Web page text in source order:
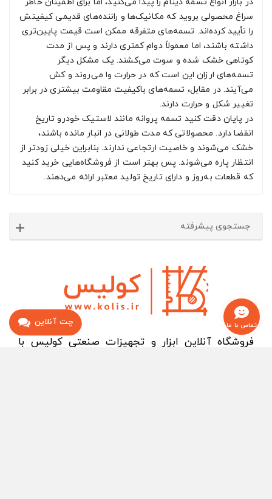
سراغ محصولی بروید که مکانیک‌ها و راننده‌های قدیمی کیفیتش
را تأیید کرده‌اند. تسمه‌های متفرقه ممکن است قیمت پایین‌تری
داشته باشند، اما معمولاً دوام کمتری دارند و پس از مدت
کوتاهی خشک شده و سوت می‌کشند. یک مشکل دیگر
تسمه‌های ارزان این است که در حرارت وا می‌روند و کش
می‌آیند. در مقابل، تسمه‌های باکیفیت مقاومت بیشتری در برابر
تغییر شکل و حرارت دارند.
در پایان دقت کنید تسمه پروانه مانند لاستیک خودرو تاریخ
انقضا دارد. محصولاتی که مدت طولانی در انبار مانده باشند،
خشک می‌شوند و خاصیت ارتجاعی ندارند. بنابراین خیلی زودتر از
انتظار پاره می‌شوند. پس بهتر است از فروشگاه‌هایی خرید کنید
که قطعات به‌روز و دارای تاریخ تولید معتبر ارائه می‌دهند.
جستجوی پیشرفته
فروشگاه آنلاین ابزار و تجهیزات صنعتی کولیس با
تماس با ما چت آنلاین